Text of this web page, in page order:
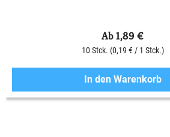
Ab 1,89 €
10 Stck. (0,19 € / 1 Stck.)
In den Warenkorb